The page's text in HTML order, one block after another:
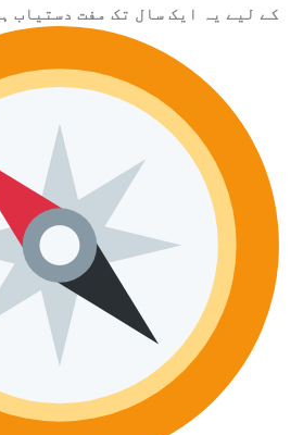
کے لیے یہ ایک سال تک مفت دستیاب